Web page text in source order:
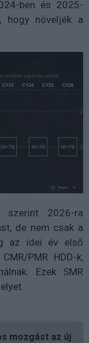
ben és 2025-
hogy növeljék a
szerint 2026-ra
de nem csak a
az idei év első
PMR HDD-k,
Ezek SMR
mozgást az új